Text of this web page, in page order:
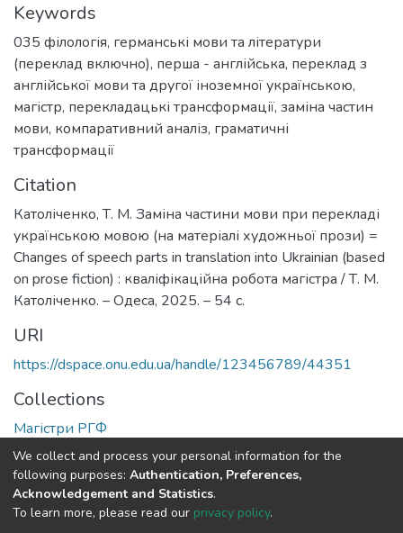
Keywords
035 філологія, германські мови та літератури
(переклад включно), перша - англійська, переклад з
англійської мови та другої іноземної українською,
магістр, перекладацькі трансформації, заміна частин
мови, компаративний аналіз, граматичні
трансформації
Citation
Католіченко, Т. М. Заміна частини мови при перекладі
українською мовою (на матеріалі художньої прози) =
Changes of speech parts in translation into Ukrainian (based
on prose fiction) : кваліфікаційна робота магістра / Т. М.
Католіченко. – Одеса, 2025. – 54 с.
URI
https://dspace.onu.edu.ua/handle/123456789/44351
Collections
Магістри РГФ
Full item page
DSpace software copyright © 2009-2026
We collect and process your personal information for the
following purposes: Authentication, Preferences,
Acknowledgement and Statistics.
To learn more, please read our privacy policy.